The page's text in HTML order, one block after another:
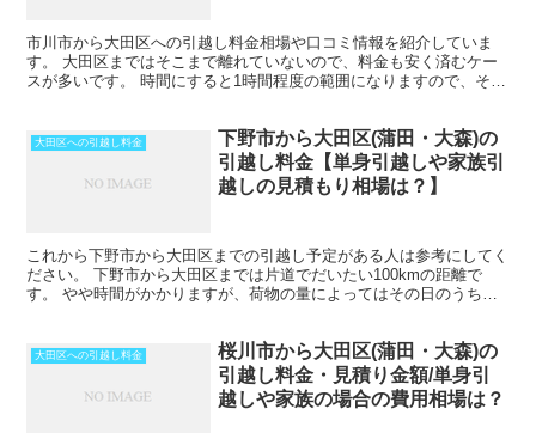
市川市から大田区への引越し料金相場や口コミ情報を紹介していま
す。 大田区まではそこまで離れていないので、料金も安く済むケー
スが多いです。 時間にすると1時間程度の範囲になりますので、その
大田区への引越し料金
下野市から大田区(蒲田・大森)の
引越し料金【単身引越しや家族引
越しの見積もり相場は？】
これから下野市から大田区までの引越し予定がある人は参考にしてく
ださい。 下野市から大田区までは片道でだいたい100kmの距離で
す。 やや時間がかかりますが、荷物の量によってはその日のうちの
大田区への引越し料金
桜川市から大田区(蒲田・大森)の
引越し料金・見積り金額/単身引
越しや家族の場合の費用相場は？